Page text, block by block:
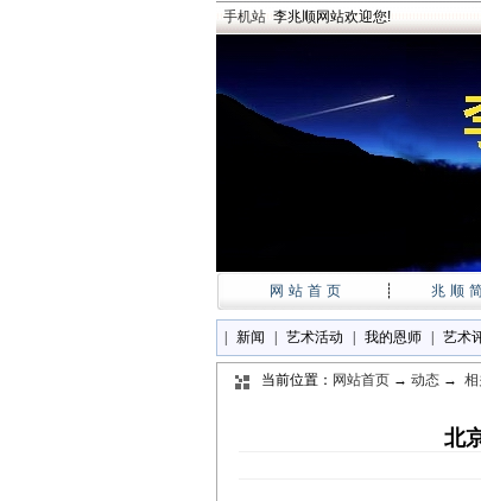
手机站李兆顺网站欢迎您!
网站首页 ┊ 兆顺
新闻 艺术活动 我的恩师 艺术
当前位置： 网站首页 → 动态 → 相
北